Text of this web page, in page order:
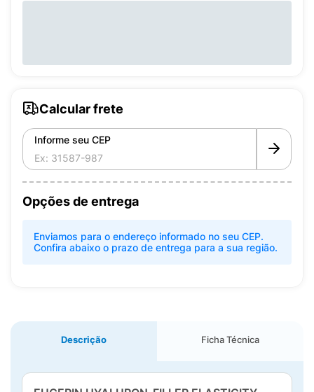
Calcular frete
Informe seu CEP
Opções de entrega
Enviamos para o endereço informado no seu CEP.
Confira abaixo o prazo de entrega para a sua região.
Descrição Ficha Técnica